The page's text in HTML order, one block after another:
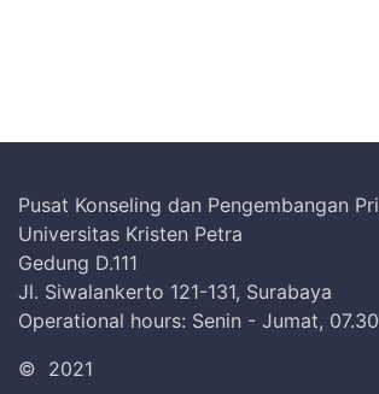
Pusat Konseling dan Pengembangan
Universitas Kristen Petra
Gedung D.111
Jl. Siwalankerto 121-131, Surabaya
Operational hours: Senin - Jumat,
© 2021